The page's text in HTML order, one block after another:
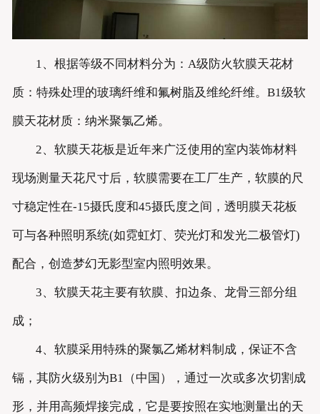
1、根据等级不同材料分为：A级防火软膜天花材
质：特殊处理的玻璃纤维和氟树脂及维纶纤维。B1级软
膜天花材质：纳米聚氯乙烯。
2、软膜天花板是近年来广泛使用的室内装饰材料
现场测量天花尺寸后，软膜需要在工厂生产，软膜的尺
寸稳定性在-15摄氏度和45摄氏度之间，透明膜天花板
可与各种照明系统(如霓虹灯、荧光灯和发光二极管灯)
配合，创造梦幻无影型室内照明效果。
3、软膜天花主要有软膜、扣边条、龙骨三部分组
成；
4、软膜采用特殊的聚氯乙烯材料制成，保证不含
镉，其防火级别为B1（中国），通过一次或多次切割成
形，并用高频焊接完成，它是要按照在实地测量出的天